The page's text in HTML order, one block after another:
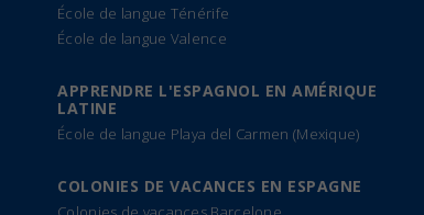
École de langue Ténérife
École de langue Valence
APPRENDRE L'ESPAGNOL EN AMÉRIQUE
LATINE
École de langue Playa del Carmen (Mexique)
COLONIES DE VACANCES EN ESPAGNE